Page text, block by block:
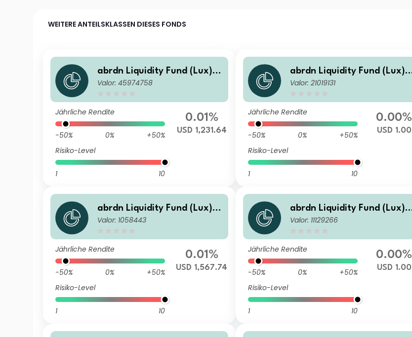
WEITERE ANTEILSKLASSEN DIESES FONDS
abrdn Liquidity Fund (Lux) -
US Dollar Fund X-2 Acc USD
Valor: 45974758
Jährliche Rendite
-50% 0%
+50%
Risiko-Level
1 10
0.01%
USD 1,231.64
abrdn Liquidity Fund (Lux) -
US Dollar Fund L-1 Inc USD
Valor: 21019131
Jährliche Rendite
-50% 0%
+50%
Risiko-Level
1 10
0.00%
USD 1.00
abrdn Liquidity Fund (Lux) -
US Dollar Fund I-2 Acc USD
Valor: 1058443
Jährliche Rendite
-50% 0%
+50%
Risiko-Level
1 10
0.01%
USD 1,567.74
abrdn Liquidity Fund (Lux) -
US Dollar Fund J-1 Inc USD
Valor: 11129266
Jährliche Rendite
-50% 0%
+50%
Risiko-Level
1 10
0.00%
USD 1.00